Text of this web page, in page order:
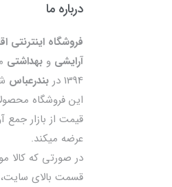
درباره ما
فروشگاه اینترنتی
آرایشیوبهداشتی
1394 در
بندرعباس
این فروشگاه
قیمت از بازار
عرضه میکند.
در صورتی که کالا
قسمت بالای سایت،